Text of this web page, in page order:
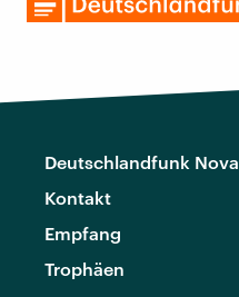
Deutschlandfunk Nova
Kontakt
Empfang
Trophäen